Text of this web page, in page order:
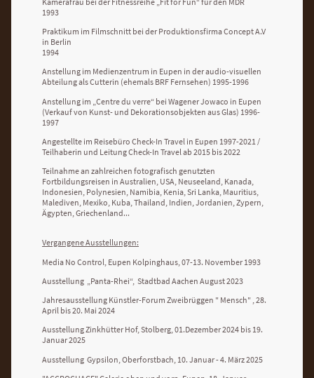
1993
Praktikum im Filmschnitt bei der Produktionsfirma Concept A.V
in Berlin
1994
Anstellung im Medienzentrum in Eupen in der audio-visuellen
Abteilung als Cutterin (ehemals BRF Fernsehen) 1995-1996
Anstellung im „Centre du verre“ bei Wagener Jowaco in Eupen
(Verkauf von Kunst- und Dekorationsobjekten aus Glas) 1996-
1997
Angestellte im Reisebüro Check-In Travel in Eupen 1997-2021 /
Teilhaberin und Leitung Check-In Travel ab 2015 bis 2022
Teilnahme an zahlreichen fotografisch genutzten
Fortbildungsreisen in Australien, USA, Neuseeland, Kanada,
Indonesien, Polynesien, Namibia, Kenia, Sri Lanka, Mauritius,
Malediven, Mexiko, Kuba, Thailand, Indien, Jordanien, Zypern,
Ägypten, Griechenland...
Vergangene Ausstellungen:
Media No Control, Eupen Kolpinghaus, 07-13. November 1993
Ausstellung „Panta-Rhei“, Stadtbad Aachen August 2023
Jahresausstellung Künstler-Forum Zweibrüggen " Mensch" , 28.
April bis 20. Mai 2024
Ausstellung Zinkhütter Hof, Stolberg, 01.Dezember 2024 bis 19.
Januar 2025
Ausstellung Gypsilon, Oberforstbach, 10. Januar - 4. März 2025